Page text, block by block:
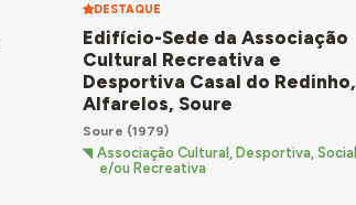
DESTAQUE
Edifício-Sede da Associação
Cultural Recreativa e
Desportiva Casal do Redinho,
Alfarelos, Soure
Soure (1979)
Associação Cultural, Desportiva, Social
e/ou Recreativa